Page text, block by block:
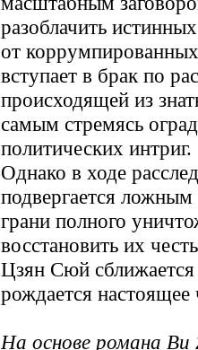
разоблачить
от
вступает в брак по
происходящей из
самым стремясь
политических интриг.
Однако в ходе
подвергается
грани полного
восстановить их
Цзян Сюй
рождается настоящее
На основе романа